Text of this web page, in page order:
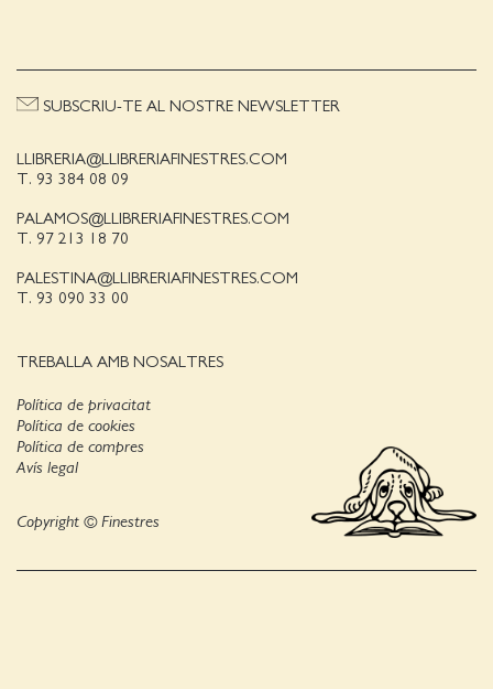
LLIBRERIA@LLIBRERIAFINESTRES.COM
T. 93 384 08 09
PALAMOS@LLIBRERIAFINESTRES.COM
T. 97 213 18 70
PALESTINA@LLIBRERIAFINESTRES.COM
T. 93 090 33 00
TREBALLA AMB NOSALTRES
SUBSCRIU-TE AL NOSTRE NEWSLETTER
Política de privacitat
Política de cookies
Avís legal
Política de compres
Copyright © Finestres